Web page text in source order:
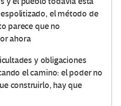
el método de
parece que no
ahora
y obligaciones
el camino: el poder no
construirlo, hay que